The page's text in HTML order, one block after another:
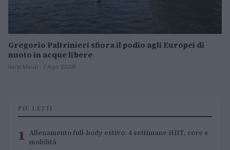
Gregorio Paltrinieri sfiora il podio agli Europei di
nuoto in acque libere
Ilaria Mauri · 7 Ago 2026
PIÙ LETTI
1 Allenamento full-body estivo: 4 settimane HIIT, core e
mobilità